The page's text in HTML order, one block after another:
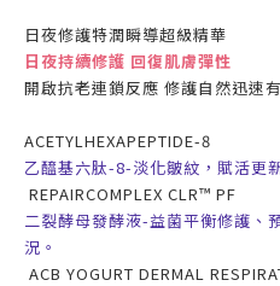
日夜修護特潤瞬導超級精華
日夜持續修護 回復肌膚彈性
開啟抗老連鎖反應 修護自然迅速
ACETYLHEXAPEPTIDE-8
乙醯基六肽-8-淡化皺紋，賦活更
REPAIRCOMPLEX CLR™ PF
二裂酵母發酵液-益菌平衡修護、
況。
ACB YOGURT DERMAL